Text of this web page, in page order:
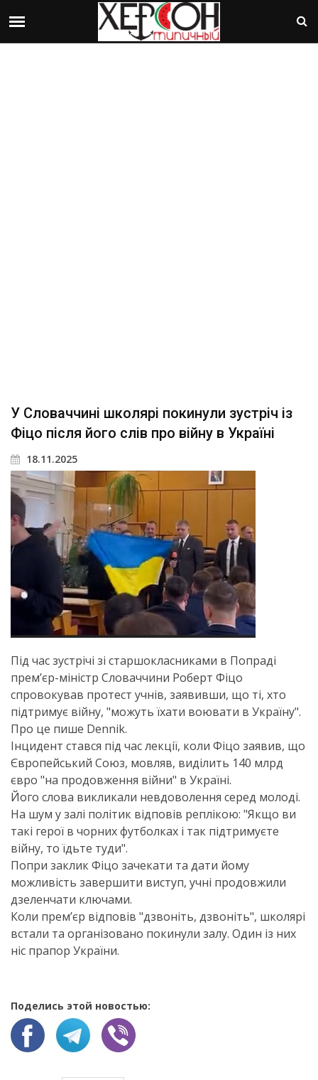
У Словаччині школярі покинули зустріч із
Фіцо після його слів про війну в Україні
18.11.2025
Під час зустрічі зі старшокласниками в Попраді
прем’єр-міністр Словаччини Роберт Фіцо
спровокував протест учнів, заявивши, що ті, хто
підтримує війну, "можуть їхати воювати в Україну".
Про це пише Dennik.
Інцидент стався під час лекції, коли Фіцо заявив, що
Європейський Союз, мовляв, виділить 140 млрд
євро "на продовження війни" в Україні.
Його слова викликали невдоволення серед молоді.
На шум у залі політик відповів реплікою: "Якщо ви
такі герої в чорних футболках і так підтримуєте
війну, то їдьте туди".
Попри заклик Фіцо зачекати та дати йому
можливість завершити виступ, учні продовжили
дзеленчати ключами.
Коли прем’єр відповів "дзвоніть, дзвоніть", школярі
встали та організовано покинули залу. Один із них
ніс прапор України.
Поделись этой новостью: